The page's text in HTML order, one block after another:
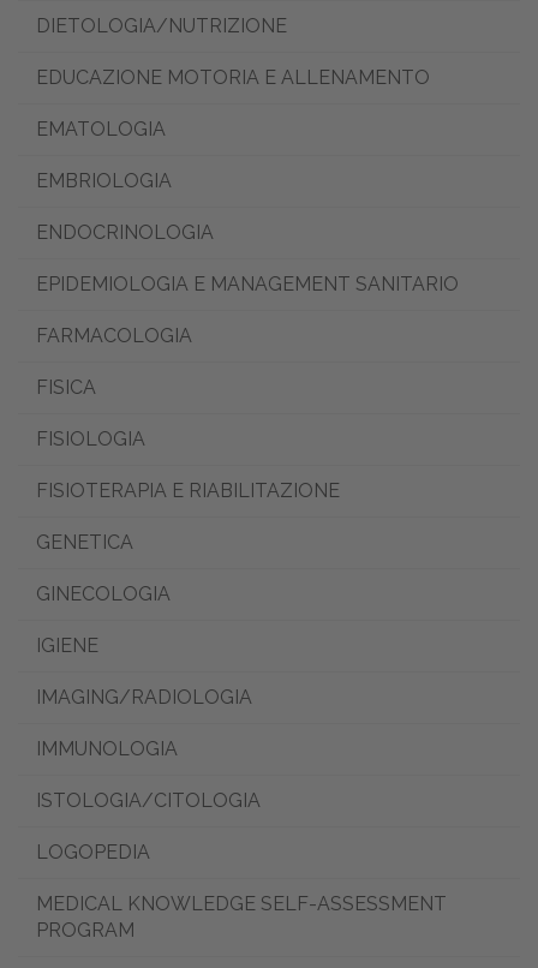
DIETOLOGIA/NUTRIZIONE
EDUCAZIONE MOTORIA E ALLENAMENTO
EMATOLOGIA
EMBRIOLOGIA
ENDOCRINOLOGIA
EPIDEMIOLOGIA E MANAGEMENT SANITARIO
FARMACOLOGIA
FISICA
FISIOLOGIA
FISIOTERAPIA E RIABILITAZIONE
GENETICA
GINECOLOGIA
IGIENE
IMAGING/RADIOLOGIA
IMMUNOLOGIA
ISTOLOGIA/CITOLOGIA
LOGOPEDIA
MEDICAL KNOWLEDGE SELF-ASSESSMENT
PROGRAM